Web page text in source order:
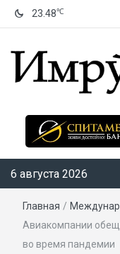
23.48℃
6 августа 2026
Главная /
Авиакомпании
во время пандемии